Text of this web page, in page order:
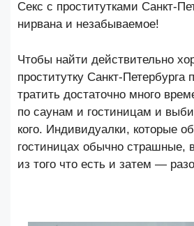
Секс с проститутками Санкт-
нирвана и незабываемое!
Чтобы найти действительно
проститутку Санкт-Петербурга
тратить достаточно много
по саунам и гостиницам и
кого. Индивидуалки, которые
гостиницах обычно страшные,
из того что есть и затем —